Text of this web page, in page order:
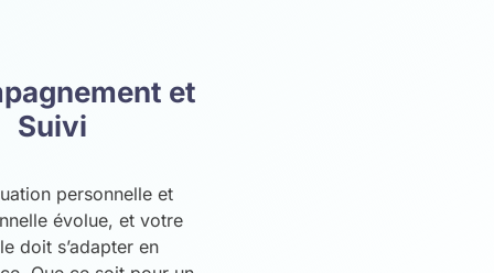
et
Suivi
personnelle et
évolue, et votre
doit s’adapter en